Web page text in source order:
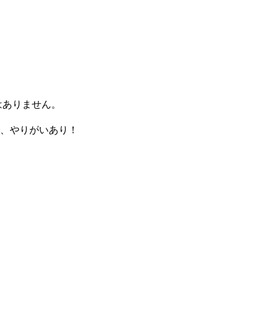
りません。
やりがいあり！